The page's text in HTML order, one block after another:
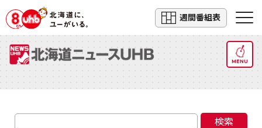
週間番組表
MENU
検索